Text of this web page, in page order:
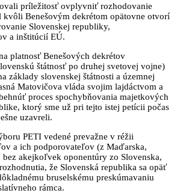
príležitosť ovplyvniť rozhodovanie
Benešovým dekrétom opätovne otvorí
Slovenskej republiky,
a inštitúcií EÚ.
platnosť Benešových dekrétov
štátnosť po druhej svetovej vojne)
základy slovenskej štátnosti a územnej
Matovičova vláda svojim lajdáctvom a
proces spochybňovania majetkových
ktorý sme už pri tejto istej petícii počas
uzavreli.
PETI vedené prevažne v réžii
a ich podporovateľov (z Maďarska,
bez akejkoľvek oponentúry zo Slovenska,
že Slovenská republika sa opäť
bruselskému preskúmavaniu
rámca.